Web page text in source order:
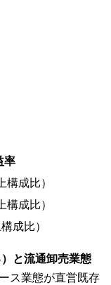
率
構成比）
構成比）
成比）
と流通卸売業態
ス業態が直営既存